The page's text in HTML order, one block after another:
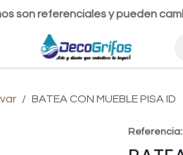
son referenciales y pueden
BATEA CON MUEBLE PISA ID
Referencia: